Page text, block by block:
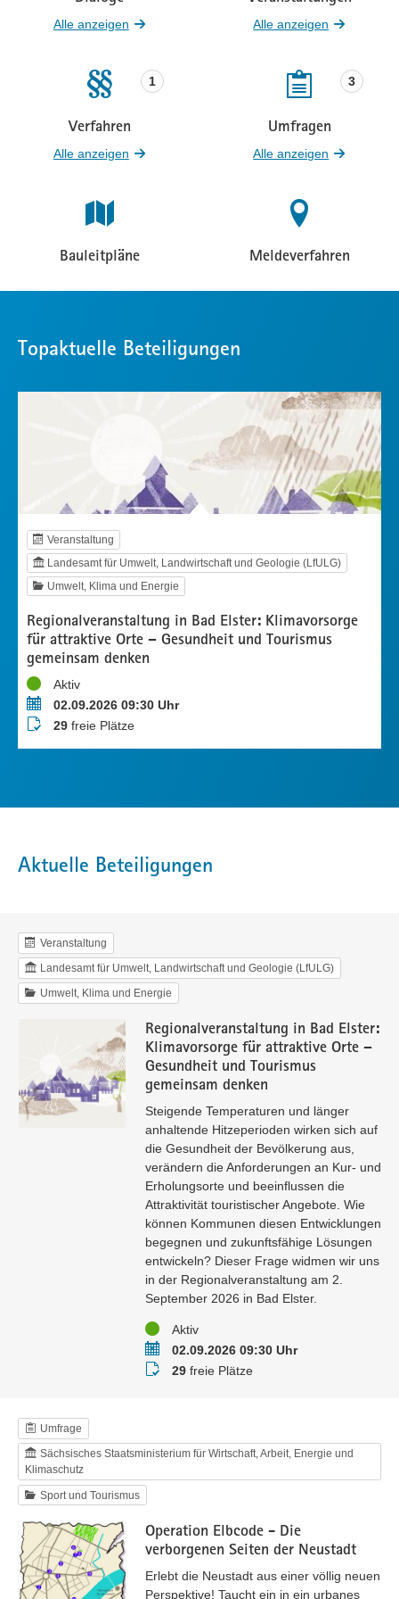
Beteiligungen
Alle anzeigen Beteiligungen
Alle anzeigen
Verfahren
1
Beteiligungen
Alle anzeigen
Umfragen
3
Beteiligungen
Alle anzeigen
Bauleitpläne Meldeverfahren
Topaktuelle Beteiligungen
Veranstaltung
Landesamt für Umwelt, Landwirtschaft und Geologie (LfULG)
Umwelt, Klima und Energie
Regionalveranstaltung in Bad Elster: Klimavorsorge
für attraktive Orte – Gesundheit und Tourismus
gemeinsam denken
StatusAktiv
Termin02.09.2026 09:30 Uhr
Buchungsstatus
29freie Plätze
Aktuelle Beteiligungen
Veranstaltung
Landesamt für Umwelt, Landwirtschaft und Geologie (LfULG)
Umwelt, Klima und Energie
Regionalveranstaltung in Bad Elster:
Klimavorsorge für attraktive Orte –
Gesundheit und Tourismus
gemeinsam denken
Steigende Temperaturen und länger
anhaltende Hitzeperioden wirken sich auf
die Gesundheit der Bevölkerung aus,
verändern die Anforderungen an Kur- und
Erholungsorte und beeinflussen die
Attraktivität touristischer Angebote. Wie
können Kommunen diesen Entwicklungen
begegnen und zukunftsfähige Lösungen
entwickeln? Dieser Frage widmen wir uns
in der Regionalveranstaltung am 2.
September 2026 in Bad Elster.
StatusAktiv
Termin02.09.2026 09:30 Uhr
Buchungsstatus
29freie Plätze
Umfrage
Sächsisches Staatsministerium für Wirtschaft, Arbeit, Energie und
Klimaschutz
Sport und Tourismus
Operation Elbcode - Die
verborgenen Seiten der Neustadt
Erlebt die Neustadt aus einer völlig neuen
Perspektive! Taucht ein in ein urbanes